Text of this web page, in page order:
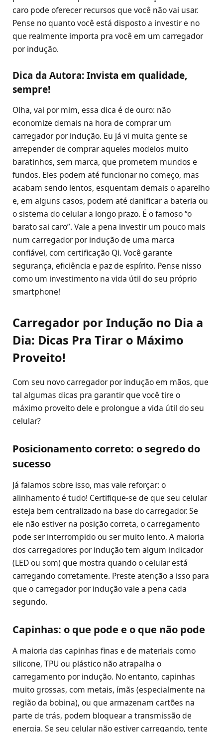
caro pode oferecer recursos que você não vai usar.
Pense no quanto você está disposto a investir e no
que realmente importa pra você em um carregador
por indução.
Dica da Autora:Invista em qualidade,
sempre!
Olha, vai por mim, essa dica é de ouro: não
economize demais na hora de comprar um
carregador por indução. Eu já vi muita gente se
arrepender de comprar aqueles modelos muito
baratinhos, sem marca, que prometem mundos e
fundos. Eles podem até funcionar no começo, mas
acabam sendo lentos, esquentam demais o aparelho
e, em alguns casos, podem até danificar a bateria ou
o sistema do celular a longo prazo. É o famoso “o
barato sai caro”. Vale a pena investir um pouco mais
num carregador por indução de uma marca
confiável, com certificação Qi. Você garante
segurança, eficiência e paz de espírito. Pense nisso
como um investimento na vida útil do seu próprio
smartphone!
Carregador por Indução no Dia a
Dia: Dicas Pra Tirar o Máximo
Proveito!
Com seu novo carregador por indução em mãos, que
tal algumas dicas pra garantir que você tire o
máximo proveito dele e prolongue a vida útil do seu
celular?
Posicionamento correto: o segredo do
sucesso
Já falamos sobre isso, mas vale reforçar: o
alinhamento é tudo! Certifique-se de que seu celular
esteja bem centralizado na base do carregador. Se
ele não estiver na posição correta, o carregamento
pode ser interrompido ou ser muito lento. A maioria
dos carregadores por indução tem algum indicador
(LED ou som) que mostra quando o celular está
carregando corretamente. Preste atenção a isso para
que o carregador por indução vale a pena cada
segundo.
Capinhas: o que pode e o que não pode
A maioria das capinhas finas e de materiais como
silicone, TPU ou plástico não atrapalha o
carregamento por indução. No entanto, capinhas
muito grossas, com metais, ímãs (especialmente na
região da bobina), ou que armazenam cartões na
parte de trás, podem bloquear a transmissão de
energia. Se seu celular não estiver carregando, tente